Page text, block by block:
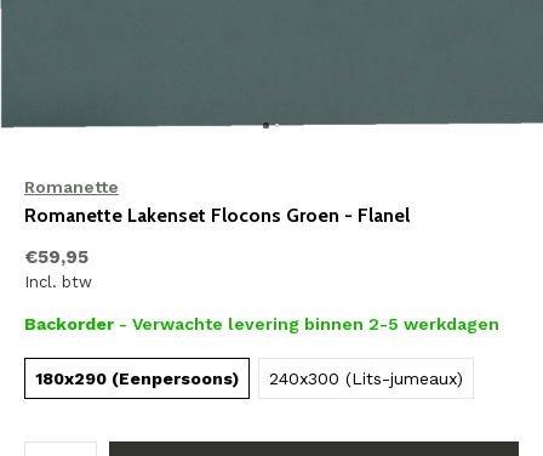
Romanette
Romanette Lakenset Flocons Groen - Flanel
€59,95
Incl. btw
Backorder - Verwachte levering binnen 2-5 werkdagen
180x290 (Eenpersoons) 240x300 (Lits-jumeaux)